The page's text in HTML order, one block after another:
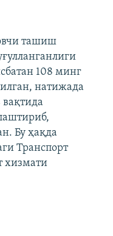
ташиш
108 минг
натижада
Бу ҳақда
Транспорт
хизмати